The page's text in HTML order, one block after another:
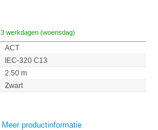
3 werkdagen (woensdag)
ACT
IEC-320 C13
2.50 m
Zwart
Meer productinformatie